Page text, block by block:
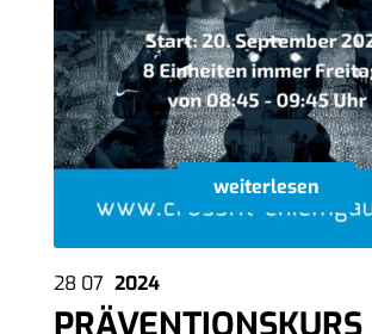
weiterlesen
28 07 2024
PRÄVENTIONSKURS